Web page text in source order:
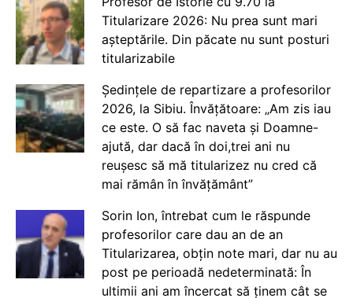
Titularizare 2026: Nu prea sunt mari
așteptările. Din păcate nu sunt posturi
titularizabile
Ședințele de repartizare a profesorilor
2026, la Sibiu. Învățătoare: „Am zis iau
ce este. O să fac naveta și Doamne-
ajută, dar dacă în doi,trei ani nu
reușesc să mă titularizez nu cred că
mai rămân în învățământ”
Sorin Ion, întrebat cum le răspunde
profesorilor care dau an de an
Titularizarea, obțin note mari, dar nu au
post pe perioadă nedeterminată: În
ultimii ani am încercat să ținem cât se